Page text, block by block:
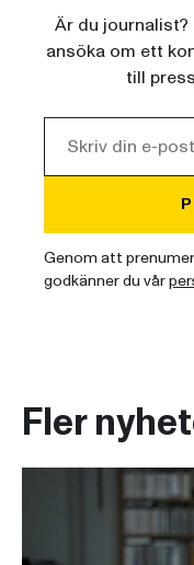
Är du journalist?
ansöka om ett
till
Genom att
godkänner du vår
Fler